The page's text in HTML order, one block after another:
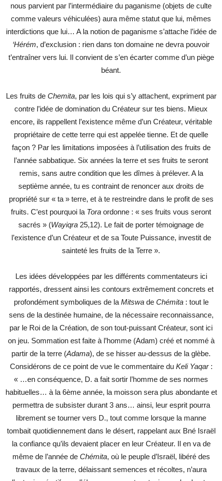
nous parvient par l’intermédiaire du paganisme (objets de culte
comme valeurs véhiculées) aura même statut que lui, mêmes
interdictions que lui… A la notion de paganisme s’attache l’idée de
‘Hérém, d’exclusion : rien dans ton domaine ne devra pouvoir
t’entraîner vers lui. Il convient de s’en écarter comme d’un piège
béant.
Les fruits de Chemita, par les lois qui s’y attachent, expriment par
contre l’idée de domination du Créateur sur tes biens. Mieux
encore, ils rappellent l’existence même d’un Créateur, véritable
propriétaire de cette terre qui est appelée tienne. Et de quelle
façon ? Par les limitations imposées à l’utilisation des fruits de
l’année sabbatique. Six années la terre et ses fruits te seront
remis, sans autre condition que les dîmes à prélever. A la
septième année, tu es contraint de renoncer aux droits de
propriété sur « ta » terre, et à te restreindre dans le profit de ses
fruits. C’est pourquoi la Tora ordonne : « ses fruits vous seront
sacrés » (Wayiqra 25,12). Le fait de porter témoignage de
l’existence d’un Créateur et de sa Toute Puissance, investit de
sainteté les fruits de la Terre ».
Les idées développées par les différents commentateurs ici
rapportés, dressent ainsi les contours extrêmement concrets et
profondément symboliques de la Mitswade Chémita: tout le
sens de la destinée humaine, de la nécessaire reconnaissance,
par le Roi de la Création, de son tout-puissant Créateur, sont ici
on jeu. Sommation est faite à l’homme (Adam) créé et nommé à
partir de la terre (Adama), de se hisser au-dessus de la glèbe.
Considérons de ce point de vue le commentaire du Keli Yaqar:
« …en conséquence, D. a fait sortir l’homme de ses normes
habituelles… à la 6ème année, la moisson sera plus abondante et
permettra de subsister durant 3 ans… ainsi, leur esprit pourra
librement se tourner vers D., tout comme lorsque la manne
tombait quotidiennement dans le désert, rappelant aux Bné Israël
la confiance qu’ils devaient placer en leur Créateur. Il en va de
même de l’année de Chémita, où le peuple d’Israël, libéré des
travaux de la terre, délaissant semences et récoltes, n’aura